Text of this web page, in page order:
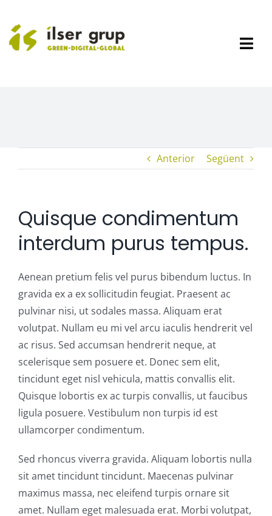
content
Noticies
Contacta
Anterior Següent
Quisque condimentum
interdum purus tempus.
Aenean pretium felis vel purus bibendum luctus. In
gravida ex a ex sollicitudin feugiat. Praesent ac
pulvinar nisi, ut sodales massa. Aliquam erat
volutpat. Nullam eu mi vel arcu iaculis hendrerit vel
ac risus. Sed accumsan hendrerit neque, at
scelerisque sem posuere et. Donec sem elit,
tincidunt eget nisl vehicula, mattis convallis elit.
Quisque lobortis ex ac turpis convallis, ut faucibus
ligula posuere. Vestibulum non turpis id est
ullamcorper condimentum.
Sed rhoncus viverra gravida. Aliquam lobortis nulla
sit amet tincidunt tincidunt. Maecenas pulvinar
maximus massa, nec eleifend turpis ornare sit
amet. Nullam eget malesuada erat. Morbi volutpat,